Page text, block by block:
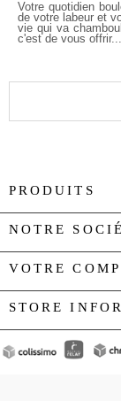
Votre quotidien
de votre labeur et
vie qui va
c'est de vous offrir...
PRODUITS
NOTRE
VOTRE
STORE